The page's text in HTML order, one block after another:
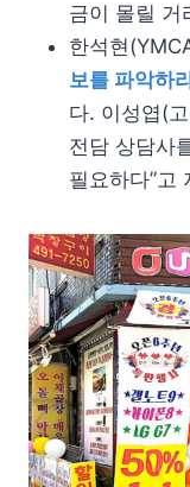
금이 몰릴 거
한석현
보를 파악하
다. 이성엽(
전담 상담사
필요하다”고